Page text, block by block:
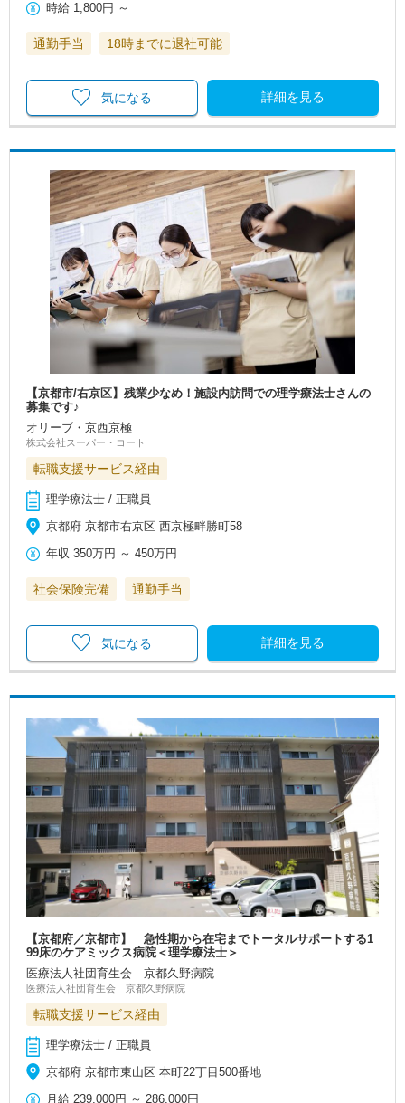
時給 1,800円 ～
通勤手当 18時までに退社可能
詳細を見る
気になる
【京都市/右京区】残業少なめ！施設内訪問での理学療法士さんの
募集です♪
オリーブ・京西京極
株式会社スーパー・コート
転職支援サービス経由
理学療法士 / 正職員
京都府 京都市右京区 西京極畔勝町58
年収 350万円 ～450万円
社会保険完備 通勤手当
詳細を見る
気になる
【京都府／京都市】 急性期から在宅までトータルサポートする1
99床のケアミックス病院＜理学療法士＞
医療法人社団育生会 京都久野病院
医療法人社団育生会 京都久野病院
転職支援サービス経由
理学療法士 / 正職員
京都府 京都市東山区 本町22丁目500番地
月給 239,000円 ～286,000円